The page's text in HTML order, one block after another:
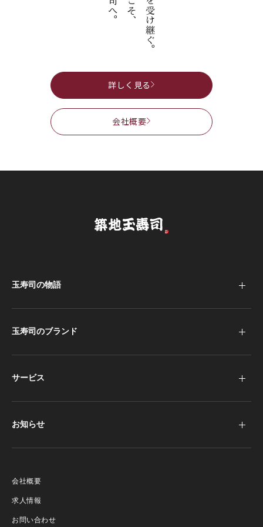
詳しく見る
会社概要
玉寿司の物語
玉寿司のブランド
サービス
お知らせ
会社概要
求人情報
お問い合わせ